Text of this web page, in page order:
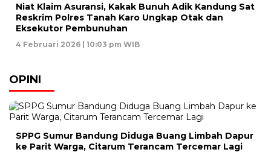
Niat Klaim Asuransi, Kakak Bunuh Adik Kandung Sat
Reskrim Polres Tanah Karo Ungkap Otak dan
Eksekutor Pembunuhan
4 Februari 2026 | 10:03 pm WIB
OPINI
SPPG Sumur Bandung Diduga Buang Limbah Dapur
ke Parit Warga, Citarum Terancam Tercemar Lagi